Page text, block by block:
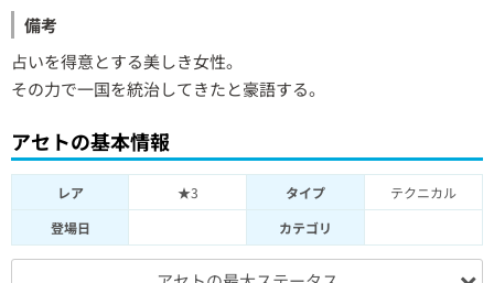
備考
占いを得意とする美しき女性。
その力で一国を統治してきたと豪語する。
アセトの基本情報
レア ★3 タイプ
テクニカル
登場日
カテゴリ